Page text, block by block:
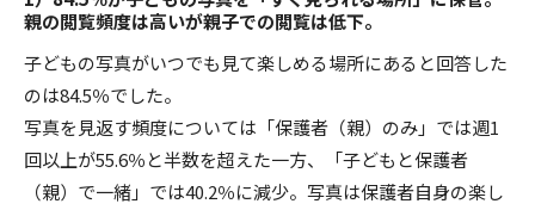
親の閲覧頻度は高いが親子での閲覧は低下。
子どもの写真がいつでも見て楽しめる場所にあると回答した
のは84.5％でした。
写真を見返す頻度については「保護者（親）のみ」では週1
回以上が55.6％と半数を超えた一方、「子どもと保護者
（親）で一緒」では40.2％に減少。写真は保護者自身の楽し